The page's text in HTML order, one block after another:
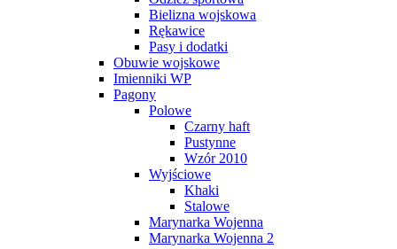
Bielizna wojskowa
Rękawice
Pasy i dodatki
Obuwie wojskowe
Imienniki WP
Pagony
Polowe
Czarny haft
Pustynne
Wzór 2010
Wyjściowe
Khaki
Stalowe
Marynarka Wojenna
Marynarka Wojenna 2